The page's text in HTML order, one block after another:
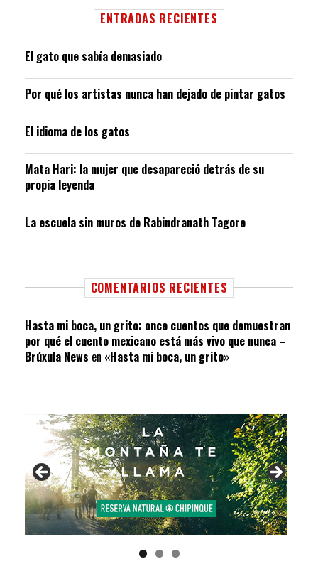
ENTRADAS RECIENTES
El gato que sabía demasiado
Por qué los artistas nunca han dejado de pintar gatos
El idioma de los gatos
Mata Hari: la mujer que desapareció detrás de su
propia leyenda
La escuela sin muros de Rabindranath Tagore
COMENTARIOS RECIENTES
Hasta mi boca, un grito: once cuentos que demuestran
por qué el cuento mexicano está más vivo que nunca –
Brúxula News en «Hasta mi boca, un grito»